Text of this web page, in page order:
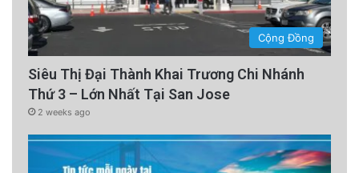
Cộng Đồng
Siêu Thị Đại Thành Khai Trương Chi Nhánh
Thứ 3 – Lớn Nhất Tại San Jose
2 weeks ago